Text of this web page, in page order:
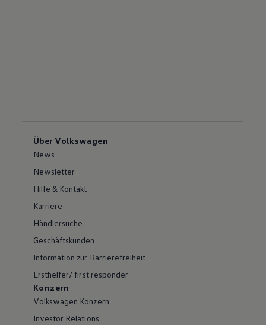
Über Volkswagen
News
Newsletter
Hilfe & Kontakt
Karriere
Händlersuche
Geschäftskunden
Information zur Barrierefreiheit
Ersthelfer/ first responder
Konzern
Volkswagen Konzern
Investor Relations